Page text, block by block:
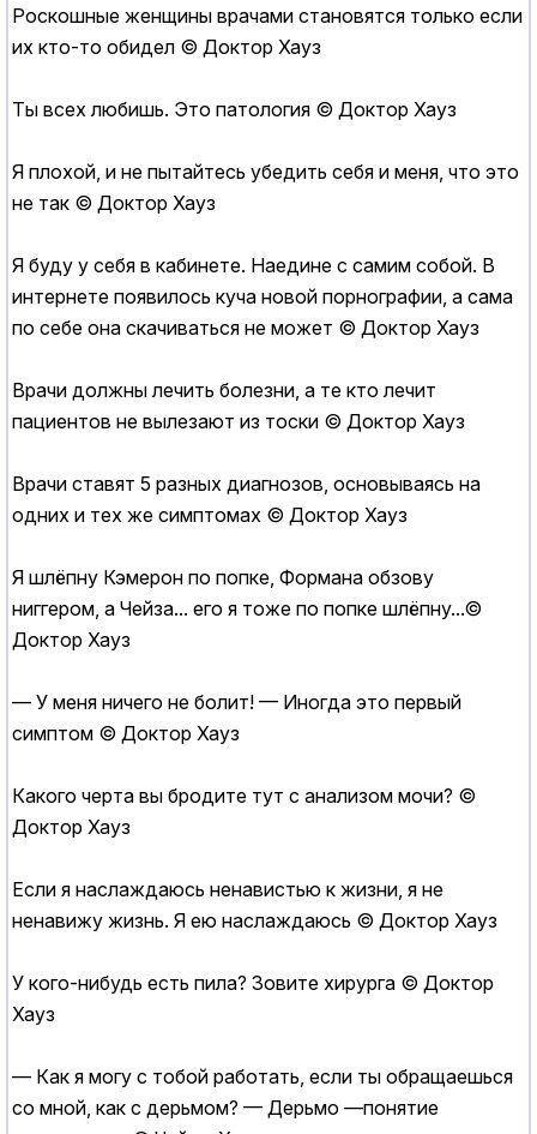
Роскошные женщины врачами становятся только если
их кто-то обидел © Доктор Хауз
Ты всех любишь. Это патология © Доктор Хауз
Я плохой, и не пытайтесь убедить себя и меня, что это
не так © Доктор Хауз
Я буду у себя в кабинете. Наедине с самим собой. В
интернете появилось куча новой порнографии, а сама
по себе она скачиваться не может © Доктор Хауз
Врачи должны лечить болезни, а те кто лечит
пациентов не вылезают из тоски © Доктор Хауз
Врачи ставят 5 разных диагнозов, основываясь на
одних и тех же симптомах © Доктор Хауз
Я шлёпну Кэмерон по попке, Формана обзову
ниггером, а Чейза... его я тоже по попке шлёпну...©
Доктор Хауз
— У меня ничего не болит! — Иногда это первый
симптом © Доктор Хауз
Какого черта вы бродите тут с анализом мочи? ©
Доктор Хауз
Если я наслаждаюсь ненавистью к жизни, я не
ненавижу жизнь. Я ею наслаждаюсь © Доктор Хауз
У кого-нибудь есть пила? Зовите хирурга © Доктор
Хауз
— Как я могу с тобой работать, если ты обращаешься
со мной, как с дерьмом? — Дерьмо —понятие